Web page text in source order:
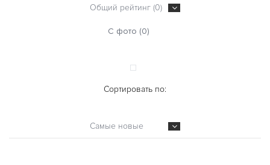
Общий рейтинг (0)
С фото (0)
Сортировать по:
Самые новые